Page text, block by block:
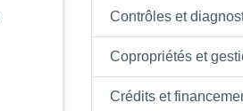
Contrôles et
Copropriétés et
Crédits et